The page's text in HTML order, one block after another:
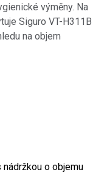
výměny. Na
Siguro VT-H311B
na objem
o objemu